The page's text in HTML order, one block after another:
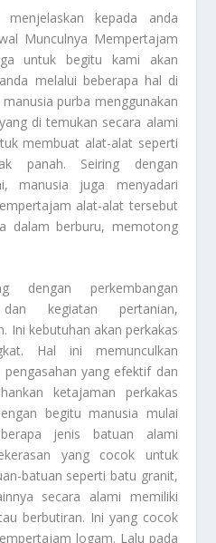
kepada anda
Munculnya Mempertajam
untuk begitu kami akan
melalui beberapa hal di
purba menggunakan
di temukan secara alami
membuat alat-alat seperti
panah. Seiring dengan
manusia juga menyadari
alat-alat tersebut
dalam berburu, memotong
dengan perkembangan
kegiatan pertanian,
Ini kebutuhan akan perkakas
Hal ini memunculkan
yang efektif dan
ketajaman perkakas
begitu manusia mulai
jenis batuan alami
yang cocok untuk
batuan seperti batu granit,
secara alami memiliki
berbutiran. Ini yang cocok
logam. Lalu pada